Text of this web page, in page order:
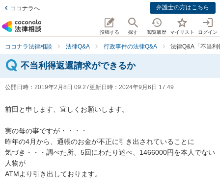
ココナラへ 弁護士の方はこちら
投稿する 探す 閲覧履歴 マイリスト ログイン
ココナラ法律相談 法律Q&A 行政事件の法律Q&A 法律Q&A「不当
不当利得返還請求ができるか
公開日時： 2019年2月8日 09:27更新日時： 2024年9月6日 17:49
前田と申します、宜しくお願いします。
実の母の事ですが・・・・
昨年の4月から、通帳のお金が不正に引き出されていることに
気づき・・・調べた所、5回にわたり述べ、1466000円を本人でない
人物が
ATMより引き出しております。